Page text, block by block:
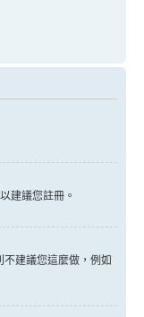
建議您註冊。
建議您這麼做，例如